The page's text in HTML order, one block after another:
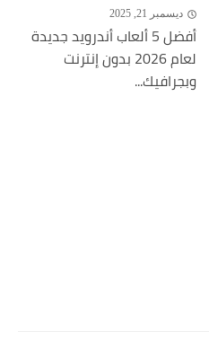
ديسمبر 21, 2025
أفضل 5 ألعاب أندرويد جديدة
لعام 2026 بدون إنترنت
وبجرافيك...